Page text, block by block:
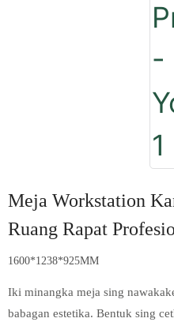
Meja Workstation
Ruang Rapat
1600*1238*925MM
Iki minangka meja sing
babagan estetika. Bentuk sing